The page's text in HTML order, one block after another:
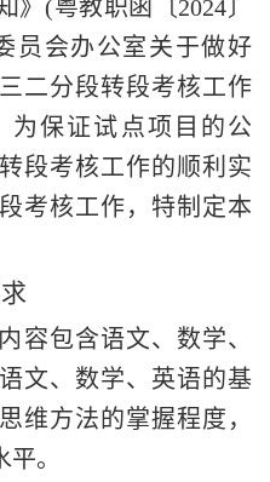
》 (粤教职函〔2024〕
员会办公室关于做好
二分段转段考核工作
为保证试点项目的公
段考核工作的顺利实
考核工作，特制 定本
容包含语文、数学、
文、数学、英语的基
维方法的掌握程度，
。